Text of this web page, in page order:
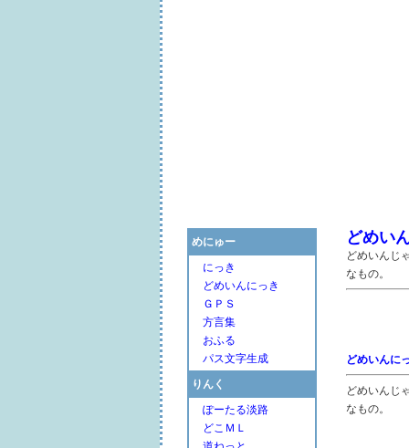
めにゅー
にっき
どめいんにっき
ＧＰＳ
方言集
おふる
パス文字生成
りんく
ぽーたる淡路
どこＭＬ
どめい
どめいんじ
なもの。
どめいんに
どめいんじ
なもの。